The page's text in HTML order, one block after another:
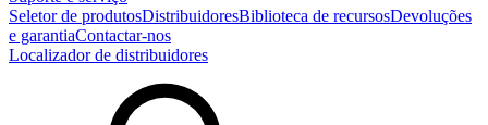
Seletor de produtosDistribuidoresBiblioteca de recursosDevoluções
e garantiaContactar-nos
Localizador de distribuidores